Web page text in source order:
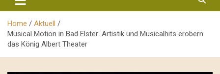
Home
Aktuell
Musical Motion in Bad Elster: Artistik und Musicalhits erobern
das König Albert Theater